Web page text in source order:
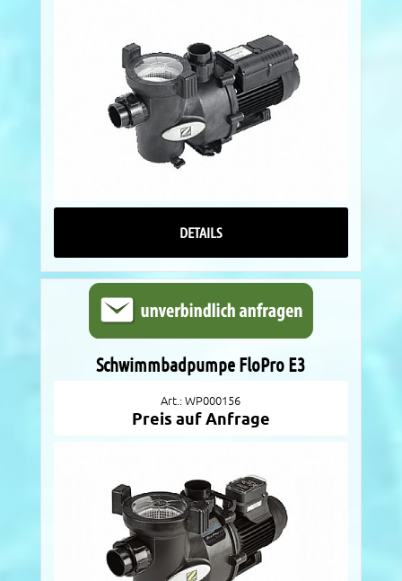
DETAILS
Schwimmbadpumpe FloPro E3
Art.: WP000156
Preis auf Anfrage